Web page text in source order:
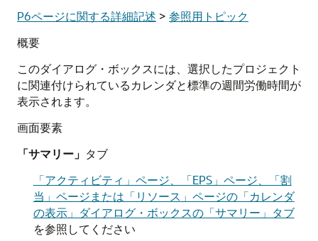
P6ページに関する詳細記述 > 参照用トピック
概要
このダイアログ・ボックスには、選択したプロジェクト
に関連付けられているカレンダと標準の週間労働時間が
表示されます。
画面要素
「サマリー」 タブ
「アクティビティ」ページ、「EPS」ページ、「割
当」ページまたは「リソース」ページの「カレンダ
の表示」ダイアログ・ボックスの「サマリー」タブ
を参照してください